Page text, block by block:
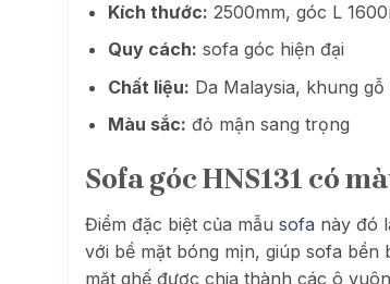
Kích thước: 2500mm, góc L
Quy cách: sofa góc hiện đại
Chất liệu: Da Malaysia, khung
Màu sắc: đỏ mận sang trọng
Sofa góc HNS131 có
Điểm đặc biệt của mẫu sofa này đó
với bề mặt bóng mịn, giúp sofa bền
mặt ghế được chia thành các ô